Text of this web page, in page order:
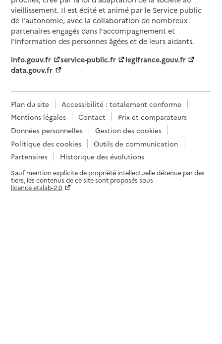
vieillissement. Il est édité et animé par le Service public
de l'autonomie, avec la collaboration de nombreux
partenaires engagés dans l'accompagnement et
l'information des personnes âgées et de leurs aidants.
info.gouv.fr
service-public.fr
legifrance.gouv.fr
data.gouv.fr
Plan du site
Accessibilité : totalement conforme
Mentions légales
Contact
Prix et comparateurs
Données personnelles
Gestion des cookies
Politique des cookies
Outils de communication
Partenaires
Historique des évolutions
Sauf mention explicite de propriété intellectuelle détenue par des
tiers, les contenus de ce site sont proposés sous
licence etalab-2.0